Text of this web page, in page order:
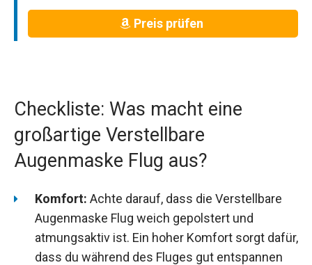
Preis prüfen
Checkliste: Was macht eine
großartige Verstellbare
Augenmaske Flug aus?
Komfort: Achte darauf, dass die Verstellbare
Augenmaske Flug weich gepolstert und
atmungsaktiv ist. Ein hoher Komfort sorgt dafür,
dass du während des Fluges gut entspannen